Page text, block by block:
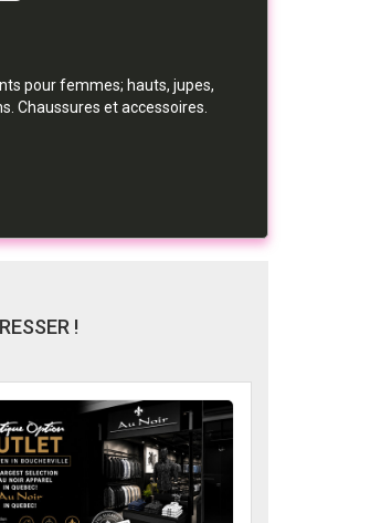
pour femmes; hauts, jupes,
Chaussures et accessoires.
!